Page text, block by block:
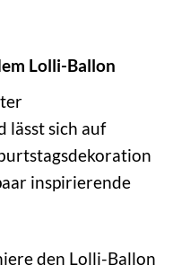
Lolli-Ballon
lässt sich auf
inspirierende
den Lolli-Ballon